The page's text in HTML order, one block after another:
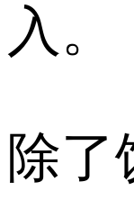
入。
除了